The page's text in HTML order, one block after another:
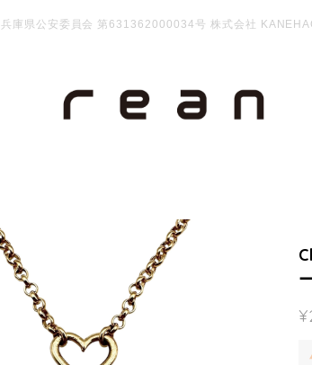
兵庫県公安委員会 第631362000034号 株式会社